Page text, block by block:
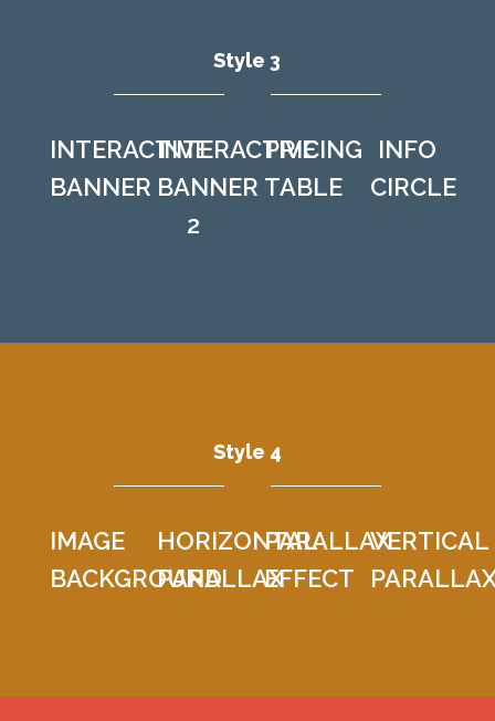
Style 3
INTERACTIVE
BANNER
INTERACTIVE
BANNER
2
PRICING
TABLE
INFO
CIRCLE
Style 4
IMAGE
BACKGROUND
HORIZONTAL
PARALLAX
PARALLAX
EFFECT
VERTICAL